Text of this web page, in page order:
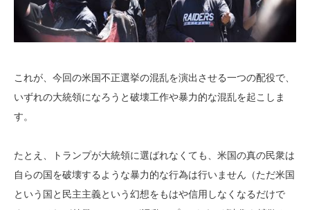
これが、今回の米国不正選挙の混乱を演出させる一つの配役で、
いずれの大統領になろうと破壊工作や暴力的な混乱を起こしま
す。
たとえ、トランプが大統領に選ばれなくても、米国の真の民衆は
自らの国を破壊するような暴力的な行為は行いません（ただ米国
という国と民主主義という幻想をもはや信用しなくなるだけで